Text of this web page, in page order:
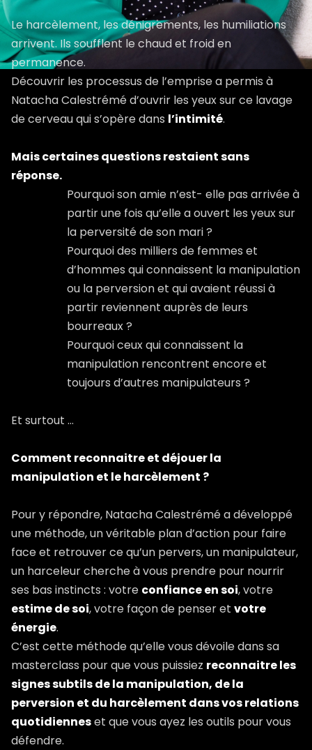
Le harcèlement, les dénigrements, les humiliations
arrivent. Ils soufflent le chaud et froid en
permanence.
Découvrir les processus de l’emprise a permis à
Natacha Calestrémé d’ouvrir les yeux sur ce lavage
de cerveau qui s’opère dans l’intimité.
Mais certaines questions restaient sans
réponse.
Pourquoi son amie n’est- elle pas arrivée à
partir une fois qu’elle a ouvert les yeux sur
la perversité de son mari ?
Pourquoi des milliers de femmes et
d’hommes qui connaissent la manipulation
ou la perversion et qui avaient réussi à
partir reviennent auprès de leurs
bourreaux ?
Pourquoi ceux qui connaissent la
manipulation rencontrent encore et
toujours d’autres manipulateurs ?
Et surtout …
Comment reconnaitre et déjouer la
manipulation et le harcèlement ?
Pour y répondre, Natacha Calestrémé a développé
une méthode, un véritable plan d’action pour faire
face et retrouver ce qu’un pervers, un manipulateur,
un harceleur cherche à vous prendre pour nourrir
ses bas instincts : votre confiance en soi, votre
estime de soi, votre façon de penser et votre
énergie.
C’est cette méthode qu’elle vous dévoile dans sa
masterclass pour que vous puissiez reconnaitre les
signes subtils de la manipulation, de la
perversion et du harcèlement dans vos relations
quotidienneset que vous ayez les outils pour vous
défendre.